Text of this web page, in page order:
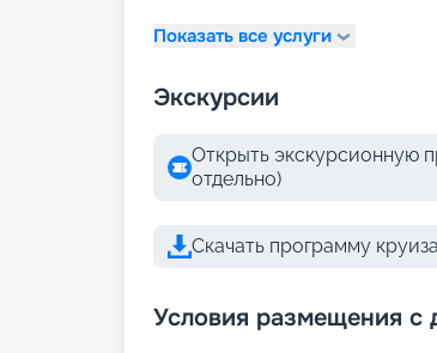
Показать все услуги
Экскурсии
Открыть экскурсионную
отдельно)
Скачать программу круиза
Условия размещения с